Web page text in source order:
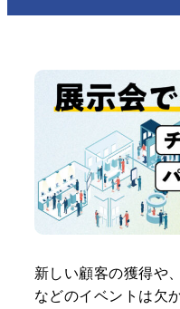
新しい顧客の獲得や
などのイベントは欠